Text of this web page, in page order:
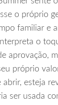
o próprio
familiar e
o
aprovação,
próprio
abrir, esteja
ser usada